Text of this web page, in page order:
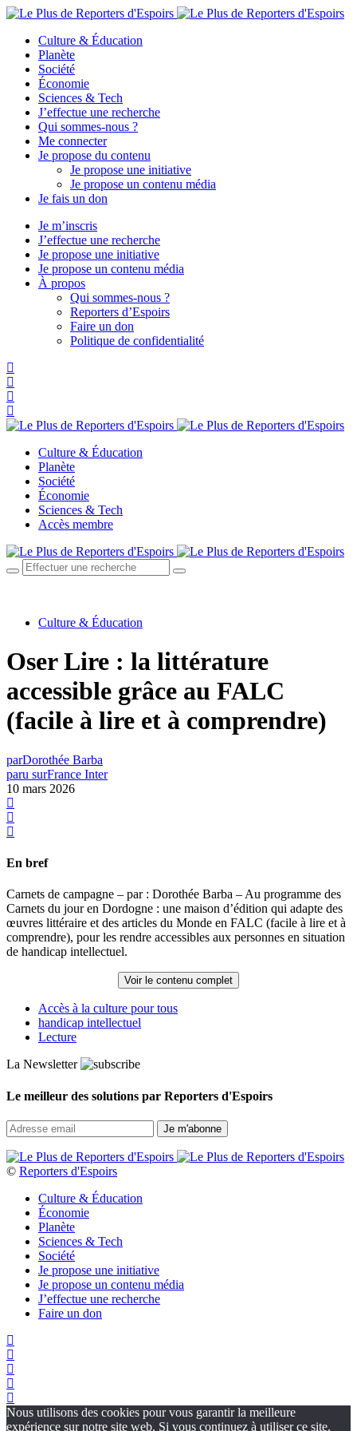
Culture & Éducation
Planète
Société
Économie
Sciences & Tech
J’effectue une recherche
Qui sommes-nous ?
Me connecter
Je propose du contenu
Je propose une initiative
Je propose un contenu média
Je fais un don
Je m’inscris
J’effectue une recherche
Je propose une initiative
Je propose un contenu média
À propos
Qui sommes-nous ?
Reporters d’Espoirs
Faire un don
Politique de confidentialité
Culture & Éducation
Planète
Société
Économie
Sciences & Tech
Accès membre
Culture & Éducation
Oser Lire : la littérature
accessible grâce au FALC
(facile à lire et à comprendre)
parDorothée Barba
paru surFrance Inter
10 mars 2026
En bref
Carnets de campagne – par : Dorothée Barba – Au programme des
Carnets du jour en Dordogne : une maison d’édition qui adapte des
œuvres littéraire et des articles du Monde en FALC (facile à lire et à
comprendre), pour les rendre accessibles aux personnes en situation
de handicap intellectuel.
Voir le contenu complet
Accès à la culture pour tous
handicap intellectuel
Lecture
La Newsletter
Le meilleur des solutions par Reporters d'Espoirs
© Reporters d'Espoirs
Culture & Éducation
Économie
Planète
Sciences & Tech
Société
Je propose une initiative
Je propose un contenu média
J’effectue une recherche
Faire un don
Nous utilisons des cookies pour vous garantir la meilleure
expérience sur notre site web. Si vous continuez à utiliser ce site,